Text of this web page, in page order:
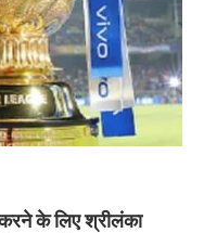
के लिए श्रीलंका